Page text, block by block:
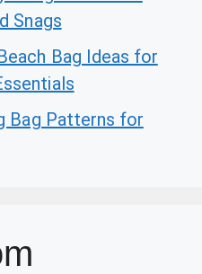
Snags
Bag Ideas for
Bag Patterns for